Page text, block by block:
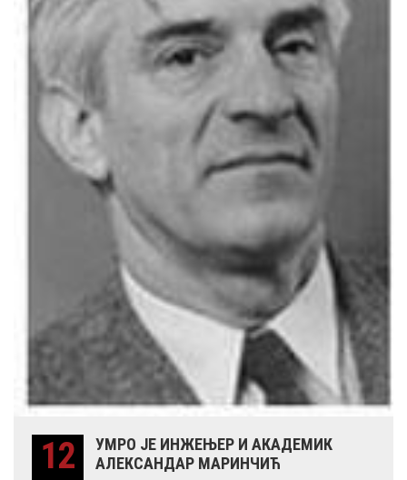
12
УМРО ЈЕ ИНЖЕЊЕР И АКАДЕМИК
АЛЕКСАНДАР МАРИНЧИЋ